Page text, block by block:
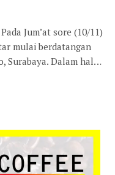
Jum’at sore (10/11)
mulai berdatangan
Surabaya. Dalam hal…